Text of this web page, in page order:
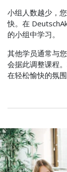
小组人数越少，
快。在
的小组中学习。
其他学员通常与
会据此调整课程
在轻松愉快的氛